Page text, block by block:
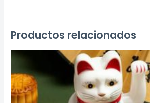
Productos relacionados